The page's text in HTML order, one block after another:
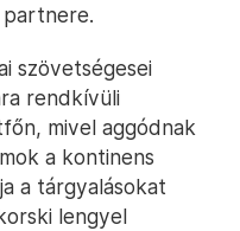
partnere.
szövetségesei
rendkívüli
mivel aggódnak
a kontinens
a tárgyalásokat
lengyel